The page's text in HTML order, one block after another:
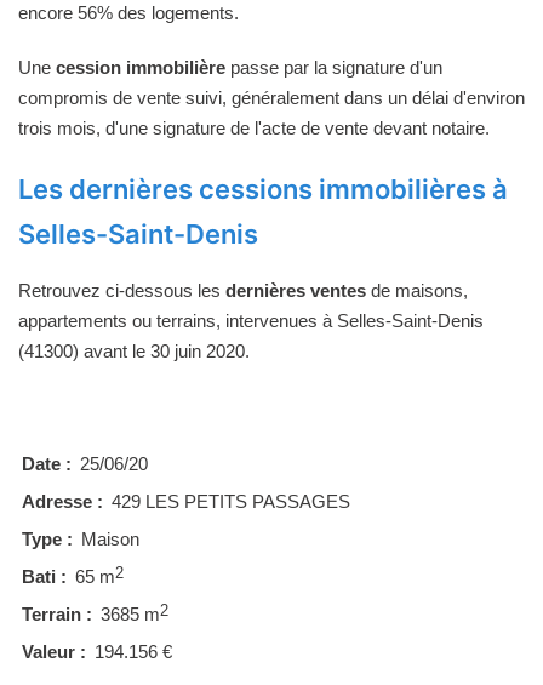
encore 56% des logements.
Une cession immobilière passe par la signature d'un
compromis de vente suivi, généralement dans un délai d'environ
trois mois, d'une signature de l'acte de vente devant notaire.
Les dernières cessions immobilières à
Selles-Saint-Denis
Retrouvez ci-dessous les dernières ventes de maisons,
appartements ou terrains, intervenues à Selles-Saint-Denis
(41300) avant le 30 juin 2020.
Date : 25/06/20
Adresse : 429 LES PETITS PASSAGES
Type : Maison
Bati : 65 m2
Terrain : 3685 m2
Valeur : 194.156 €